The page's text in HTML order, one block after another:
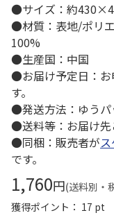
●サイズ：約
●材質：表地/ポリ
100%
●生産国：中国
●お届け予定日：お
す。
●発送方法：ゆうパ
●送料等：お届け先
●同梱：販売者が
です。
1,760円(送料別・
獲得ポイント： 17 pt